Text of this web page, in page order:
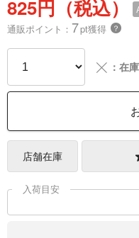
825円（税込）
通販ポイント： 7pt獲得 ？
╳ ：在
店舗在庫
入荷目安